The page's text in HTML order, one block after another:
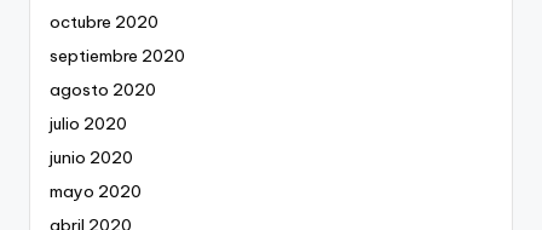
octubre 2020
septiembre 2020
agosto 2020
julio 2020
junio 2020
mayo 2020
abril 2020